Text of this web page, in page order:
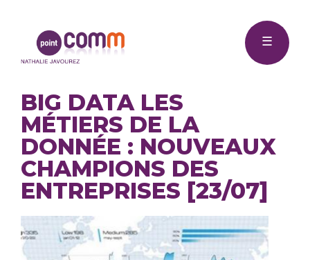
Point
☰
BIG DATA LES
MÉTIERS DE LA
DONNÉE : NOUVEAUX
CHAMPIONS DES
ENTREPRISES [23/07]